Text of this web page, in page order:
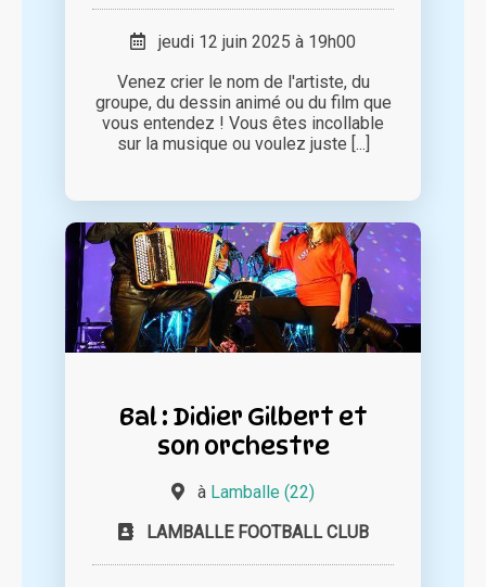
jeudi 12 juin 2025 à 19h00
Venez crier le nom de l'artiste, du
groupe, du dessin animé ou du film que
vous entendez ! Vous êtes incollable
sur la musique ou voulez juste [...]
Bal : Didier Gilbert et
son orchestre
à Lamballe (22)
LAMBALLE FOOTBALL CLUB